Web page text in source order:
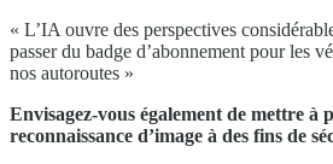
« L’IA ouvre des perspectives
passer du badge d’abonnement pour les
nos autoroutes »
Envisagez-vous également de mettre à
reconnaissance d’image à des fins de